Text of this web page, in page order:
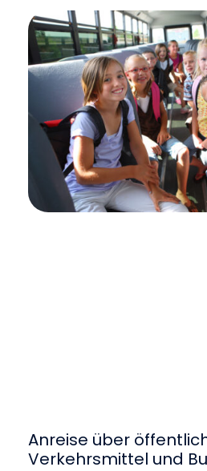
Anreise über
Verkehrsmittel und